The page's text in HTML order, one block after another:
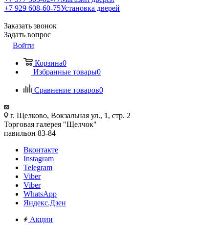
+7 929 608-60-75Установка дверей
Заказать звонок
Задать вопрос
Войти
Корзина0
Избранные товары0
Сравнение товаров0
г. Щелково, Вокзальная ул., 1, стр. 2
Торговая галерея "Щелчок"
павильон 83-84
Вконтакте
Instagram
Telegram
Viber
Viber
WhatsApp
Яндекс.Дзен
Акции